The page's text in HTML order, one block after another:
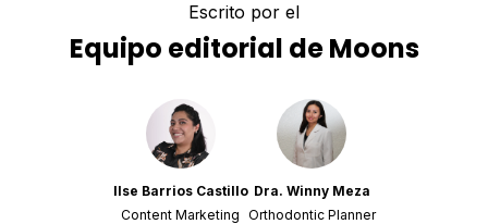
Escrito por el
Equipo editorial de Moons
Ilse Barrios Castillo
Content Marketing
Dra. Winny Meza
Orthodontic Planner